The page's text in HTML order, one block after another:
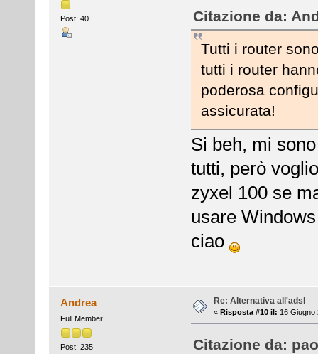
Post: 40
Citazione da:
Tutti i router
tutti i router
poderosa
assicurata!
Si beh, mi
tutti, però
zyxel 100 se
usare
ciao
Andrea
Full Member
Post: 235
Re: Alternativa all'adsl
« Risposta #10 il: 16 Giugno
Citazione da: